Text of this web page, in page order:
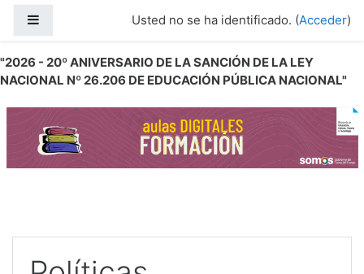
"2026 - 20º ANIVERSARIO DE LA SANCIÓN DE LA LEY
NACIONAL Nº 26.206 DE EDUCACIÓN PÚBLICA NACIONAL"
Usted no se ha identificado. (Acceder)